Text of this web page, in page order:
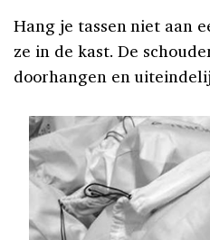
Hang je tassen niet aan
ze in de kast. De
doorhangen en